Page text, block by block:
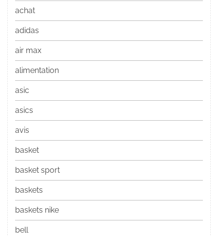
achat
adidas
air max
alimentation
asic
asics
avis
basket
basket sport
baskets
baskets nike
bell